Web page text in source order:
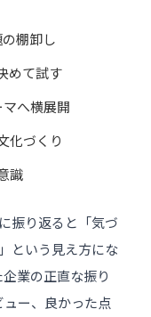
棚卸し
めて試す
へ横展開
化づくり
識
振り返ると「気づ
という見え方にな
業の正直な振り
ー、良かった点